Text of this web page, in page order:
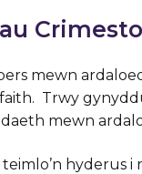
mewn
Trwy
mewn
hyderus i